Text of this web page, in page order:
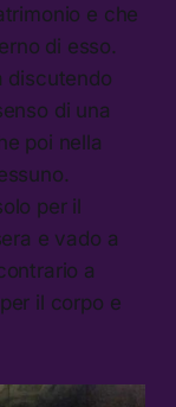
e che
di esso.
discutendo
di una
poi nella
per il
e vado a
a
il corpo e